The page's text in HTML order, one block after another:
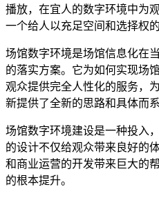
播放，在宜人的数字环境中为
一个给人以充足空间和选择权
场馆数字环境是场馆信息化在
的落实方案。它为如何实现场
观众提供完全人性化的服务，
新提供了全新的思路和具体而
场馆数字环境建设是一种投入
的设计不仅给观众带来良好的
和商业运营的开发带来巨大的
的根本提升。